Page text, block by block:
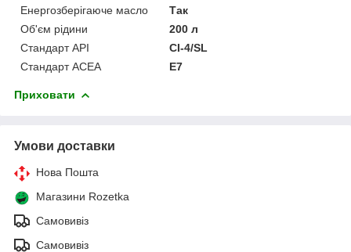
Енергозберігаюче масло
Так
Об'єм рідини
200 л
Стандарт API
CI-4/SL
Стандарт ACEA
E7
Приховати
Умови доставки
Нова Пошта
Магазини Rozetka
Самовивіз
Самовивіз